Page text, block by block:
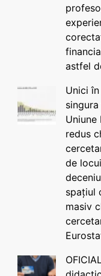
astfel
Unici
Uniune
redus
de
spațiul
masiv